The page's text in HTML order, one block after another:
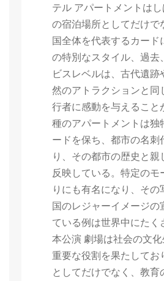
テル アパートメントは
の宿泊場所としてだけで
国全体を代表するカード
の特別なスタイル、過去
ビスレベルは、古代遺跡
然のアトラクションと同
行者に感動を与えること
種のアパートメントは独
ードを保ち、都市の名刺
り、その都市の歴史と親
反映している。特定のモ
りにも有名になり、その
国のレジャーイメージの
ている例は世界中にたく
本公演 劇場は社会の文
重要な役割を果たしてお
としてだけでなく、教育